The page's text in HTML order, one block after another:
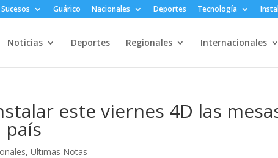
Sucesos Guárico Nacionales Deportes Tecnología
Noticias Deportes Regionales Internacionales
este viernes 4D las
,Ultimas Notas